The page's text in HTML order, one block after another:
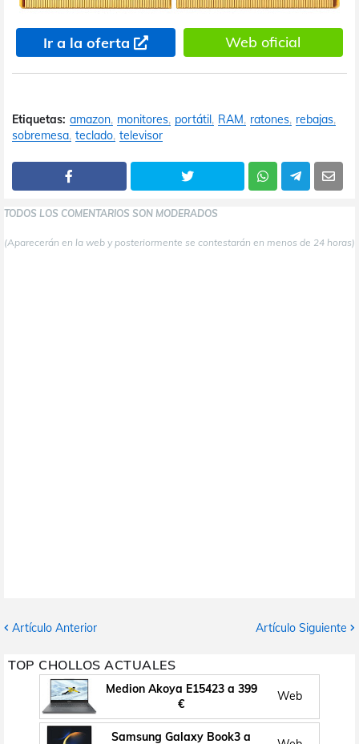
Ir a la oferta Web oficial
Etiquetas: amazon monitores portátil RAM ratones rebajas
sobremesa teclado televisor
TODOS LOS COMENTARIOS SON MODERADOS
(Aparecerán en la web y posteriormente se contestarán en menos de 24 horas)
Artículo Anterior Artículo Siguiente
TOP CHOLLOS ACTUALES
Medion Akoya E15423 a 399
€
Web
Samsung Galaxy Book3 a